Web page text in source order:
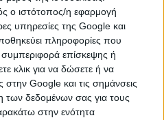
ο ιστότοπος/η εφαρμογή
υπηρεσίες της Google και
πληροφορίες που
συμπεριφορά επίσκεψης ή
κλικ για να δώσετε ή να
Google και τις σημάνσεις
των δεδομένων σας για τους
στην ενότητα